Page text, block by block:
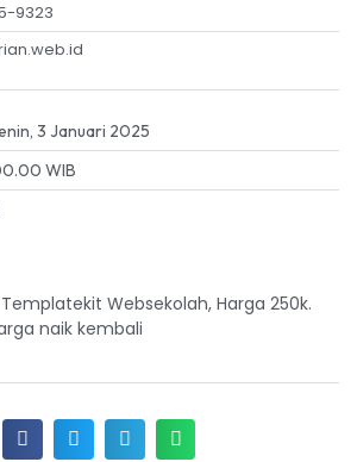
9323
3 Januari 2025
WIB
Websekolah, Harga 250k.
naik kembali